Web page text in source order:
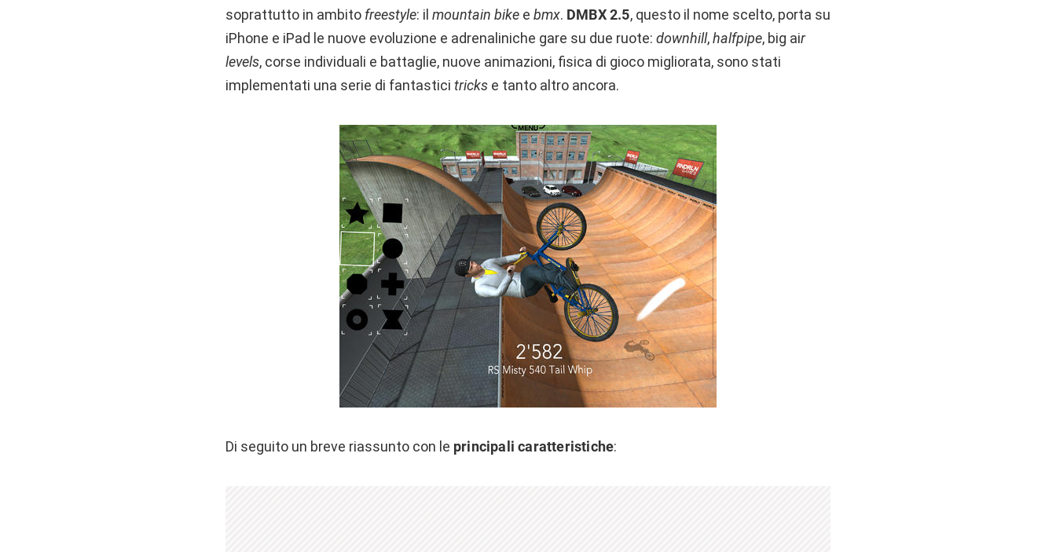
soprattutto in ambito freestyle: il mountain bike e bmx. DMBX 2.5, questo il nome scelto, porta su
iPhone e iPad le nuove evoluzione e adrenaliniche gare su due ruote: downhill,halfpipe, big air
levels, corse individuali e battaglie, nuove animazioni, fisica di gioco migliorata, sono stati
implementati una serie di fantastici tricks e tanto altro ancora.
Di seguito un breve riassunto con le principali caratteristiche: